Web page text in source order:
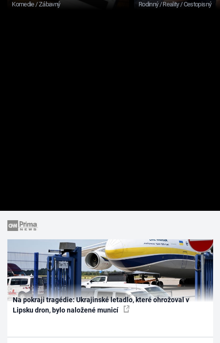
Komedie / Zábavný Rodinný / Reality / Cestopisný
Na pokraji tragédie: Ukrajinské letadlo, které ohrožoval v
Lipsku dron, bylo naložené municí